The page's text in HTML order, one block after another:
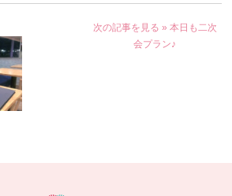
次の記事を見る » 本日も二次
会プラン♪